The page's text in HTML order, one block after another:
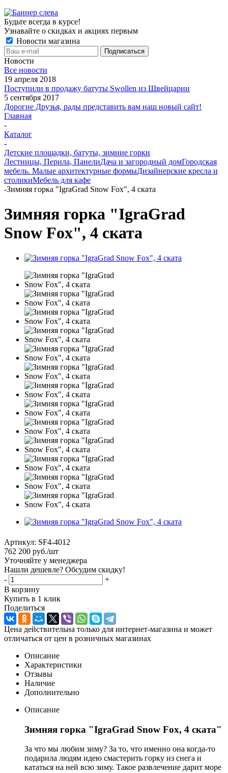
Будьте всегда в курсе!
Узнавайте о скидках и акциях первым
Новости магазина
Новости
Все новости
19 апреля 2018
Поступили в продажу батуты Swollen из Швейцарии
5 сентября 2017
Дорогие Друзья, рады представить вам наш новый сайт!
Главная
-
Каталог
-
Детские площадки, батуты, зимние горки
Лестницы, Перила, ПанелиДача и загородный домГородская
мебель. Малые архитектурные формыДизайнерские кресла и
столикиМебель для кафе
-Зимняя горка "IgraGrad Snow Fox", 4 ската
Зимняя горка "IgraGrad
Snow Fox", 4 ската
Артикул: SF4-4012
762 200 руб./шт
Уточняйте у менеджера
Нашли дешевле? Обсудим скидку!
-
+
В корзину
Купить в 1 клик
Поделиться
Цена действительна только для интернет-магазина и может
отличаться от цен в розничных магазинах
Описание
Характеристики
Отзывы
Наличие
Дополнительно
Описание
Зимняя горка "IgraGrad Snow Fox, 4 ската"
За что мы любим зиму? За то, что именно она когда-то
подарила людям идею смастерить горку из снега и
кататься на ней всю зиму. Такое развлечение дарит море